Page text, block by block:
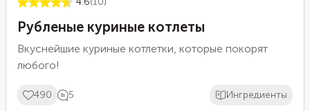
Рубленые куриные котлеты
Вкуснейшие куриные котлетки, которые покорят
любого!
490 5 Ингредиенты